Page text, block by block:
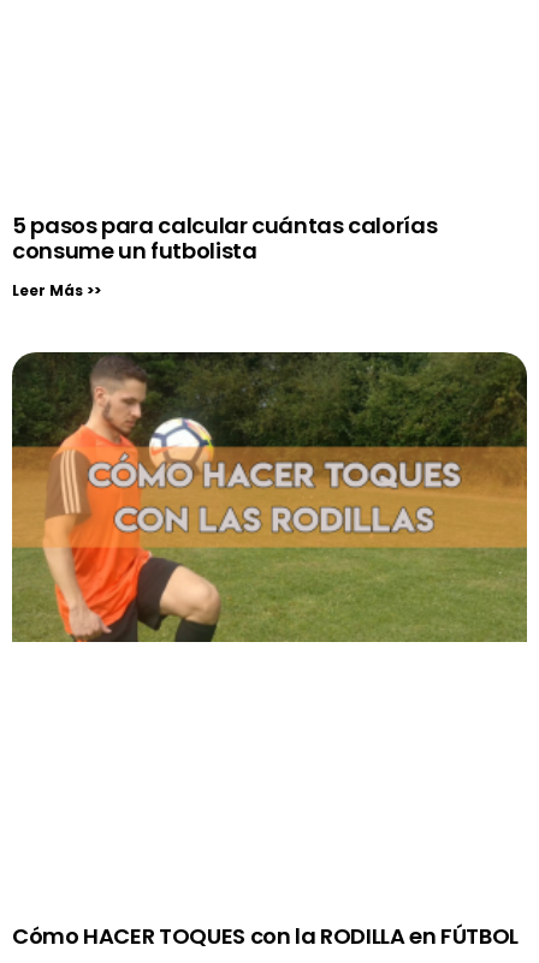
5 pasos para calcular cuántas calorías
consume un futbolista
Leer Más >>
Cómo HACER TOQUES con la RODILLA en FÚTBOL